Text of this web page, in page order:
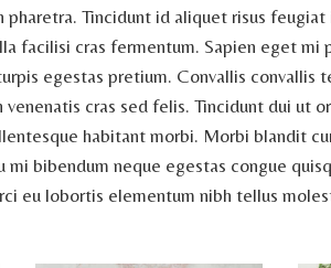
pharetra. Tincidunt id aliquet risus
facilisi cras fermentum. Sapien eget mi
egestas pretium. Convallis convallis
cras sed felis. Tincidunt dui ut
habitant morbi. Morbi blandit
mi bibendum neque egestas congue
eu lobortis elementum nibh tellus